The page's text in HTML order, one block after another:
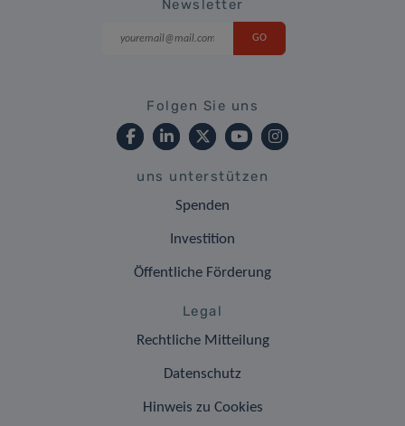
Newsletter
Folgen Sie uns
uns unterstützen
Spenden
Investition
Öffentliche Förderung
Legal
Rechtliche Mitteilung
Datenschutz
Hinweis zu Cookies